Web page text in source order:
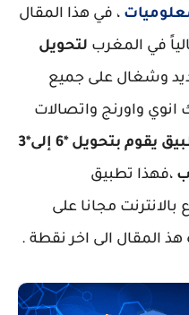
، في هذا المقال
في المغرب لتحويل
وشغال على جميع
واورنج واتصالات
تطبيق يقوم بتحويل *6 إلى*3
،فهذا تطبيق
مجانا على
المقال الى اخر نقطة .